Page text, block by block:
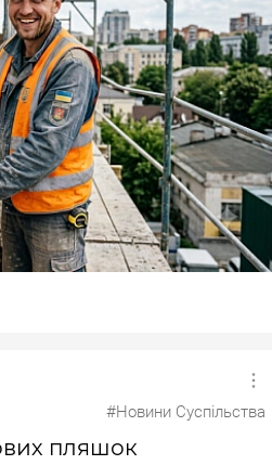
#Новини Суспільства
пляшок